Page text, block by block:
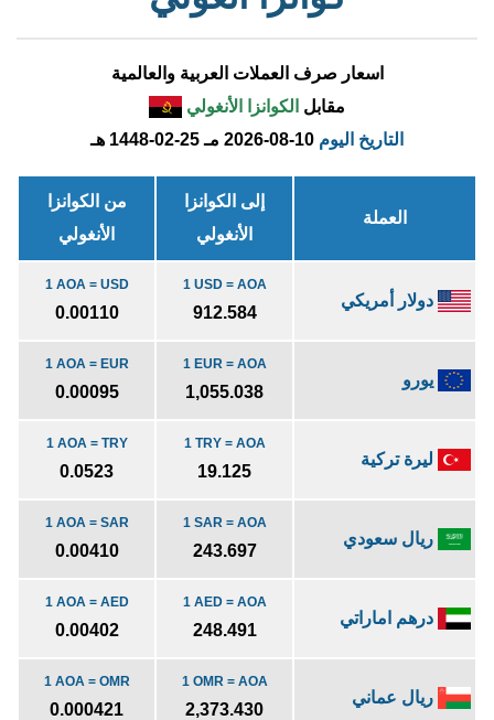
اسعار صرف العملات العربية والعالمية
مقابل الكوانزا الأنغولي
التاريخ اليوم 2026-08-10 مـ 1448-02-25 هـ
العملة
إلى الكوانزا
الأنغولي
من الكوانزا
الأنغولي
دولار أمريكي
1 USD = AOA
912.584
1 AOA = USD
0.00110
يورو
1 EUR = AOA
1,055.038
1 AOA = EUR
0.00095
ليرة تركية
1 TRY = AOA
19.125
1 AOA = TRY
0.0523
ريال سعودي
1 SAR = AOA
243.697
1 AOA = SAR
0.00410
درهم اماراتي
1 AED = AOA
248.491
1 AOA = AED
0.00402
ريال عماني
1 OMR = AOA
2,373.430
1 AOA = OMR
0.000421